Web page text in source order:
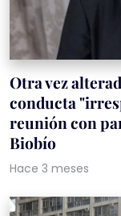
Otra vez
conducta
reunión con
Biobío
Hace 3 meses